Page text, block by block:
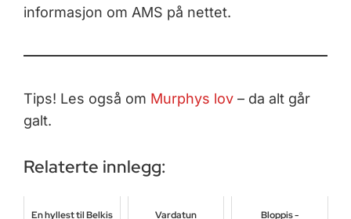
informasjon om AMS på nettet.
Tips! Les også om Murphys lov– da alt går
galt.
Relaterte innlegg:
En hyllest til Belkis
Vardatun
Bloppis -